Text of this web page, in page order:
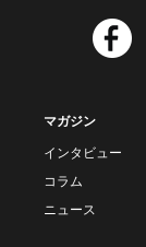
マガジン
インタビュー
コラム
ニュース